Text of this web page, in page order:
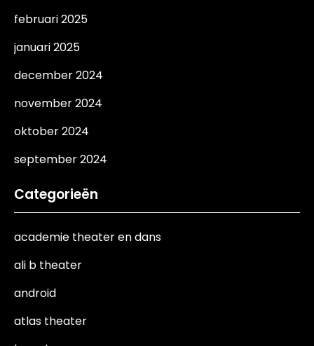
februari 2025
januari 2025
december 2024
november 2024
oktober 2024
september 2024
Categorieën
academie theater en dans
ali b theater
android
atlas theater